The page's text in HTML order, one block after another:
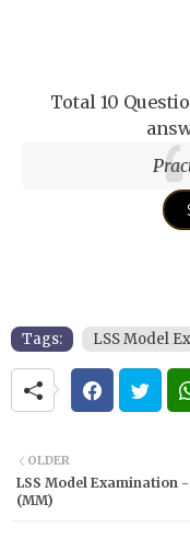
Total 10
Tags: LSS Model
OLDER
LSS Model Examination -
(MM)